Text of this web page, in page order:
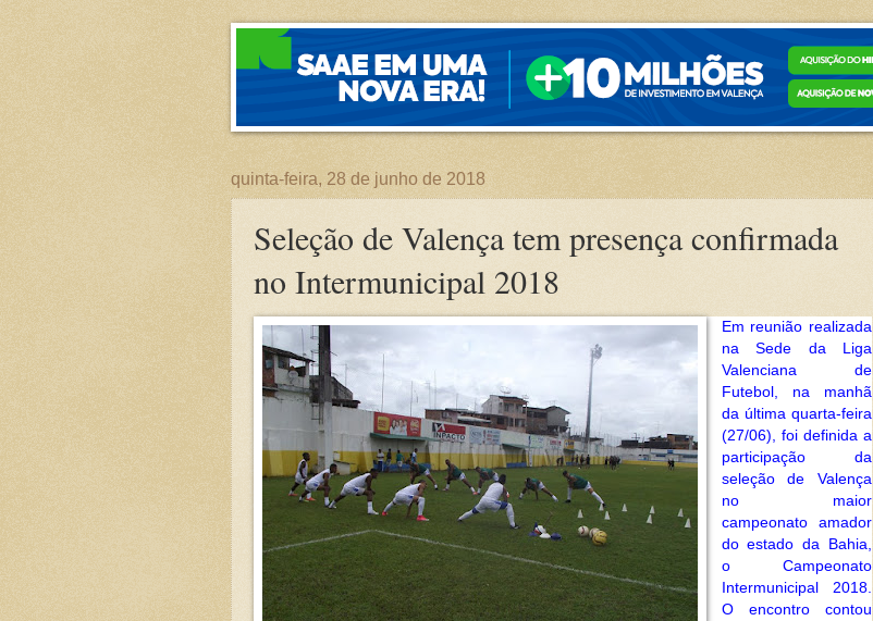
quinta-feira, 28 de junho de 2018
Seleção de Valença tem presença confirmada
no Intermunicipal 2018
Em reunião realizada
na Sede da Liga
Valenciana de
Futebol, na manhã
da última quarta-feira
(27/06), foi definida a
participação da
seleção de Valença
no maior
campeonato amador
do estado da Bahia,
o Campeonato
Intermunicipal 2018.
O encontro contou